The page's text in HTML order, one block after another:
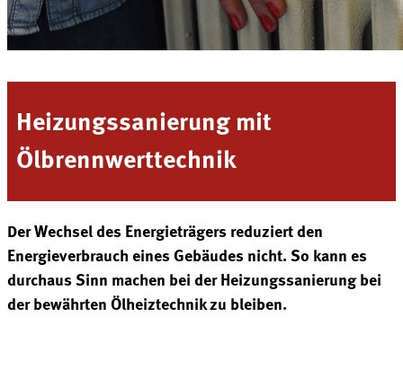
Heizungssanierung mit
Ölbrennwerttechnik
Der Wechsel des Energieträgers reduziert den
Energieverbrauch eines Gebäudes nicht. So kann es
durchaus Sinn machen bei der Heizungssanierung bei
der bewährten Ölheiztechnik zu bleiben.